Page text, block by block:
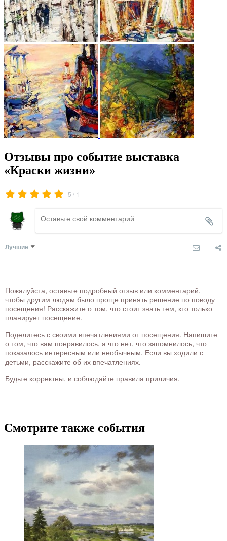
Отзывы про событие выставка
«Краски жизни»
5 / 1
Лучшие
Пожалуйста, оставьте подробный отзыв или комментарий,
чтобы другим людям было проще принять решение по поводу
посещения! Расскажите о том, что стоит знать тем, кто только
планирует посещение.
Поделитесь с своими впечатлениями от посещения. Напишите
о том, что вам понравилось, а что нет, что запомнилось, что
показалось интересным или необычным. Если вы ходили с
детьми, расскажите об их впечатлениях.
Будьте корректны, и соблюдайте правила приличия.
Смотрите также события